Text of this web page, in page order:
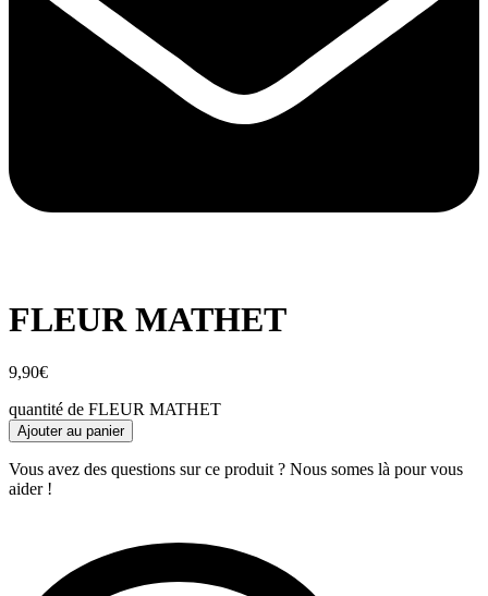
FLEUR MATHET
9,90€
quantité de FLEUR MATHET
Ajouter au panier
Vous avez des questions sur ce produit ? Nous somes là pour vous
aider !